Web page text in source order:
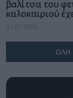
βαλίτσα του
καλοκαιριού
υπογραφή της
31.07.2026
ΟΛΗ